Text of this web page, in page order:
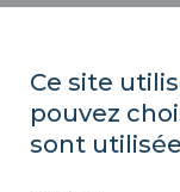
CONTRATACIÓN
MAPA DEL SITIO
Ce site
pouvez
sont